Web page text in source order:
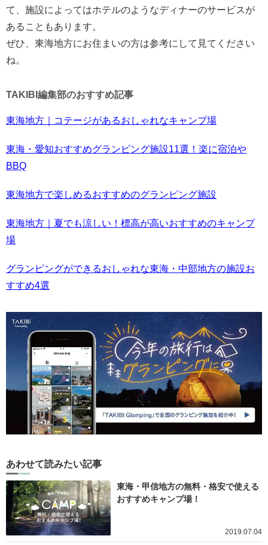
て、施設によってはホテルのようなディナーのサービスが
あることもあります。
ぜひ、東海地方にお住まいの方は参考にして見てください
ね。
TAKIBI編集部のおすすめ記事
東海地方｜コテージがあるおしゃれなキャンプ場
東海・愛知おすすめグランピング施設11選！楽に宿泊や
BBQ
東海地方で楽しめるおすすめのグランピング施設
東海地方｜夏でも涼しい！標高が高いおすすめのキャンプ
場
グランピングができるおしゃれな東海・中部地方の施設お
すすめ4選
あわせて読みたい記事
東海・甲信地方の無料・格安で使える
おすすめキャンプ場！
2019.07.04